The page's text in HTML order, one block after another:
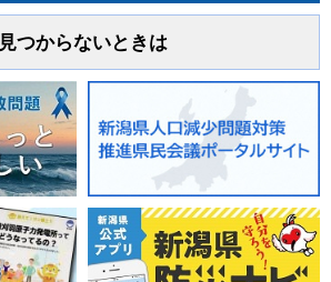
見つからないときは